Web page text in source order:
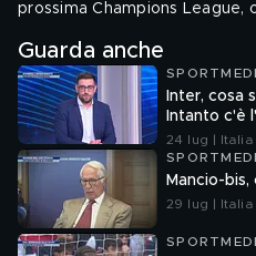
prossima Champions League,
Guarda anche
Inter, cosa
Intanto c'è
24 lug | Italia
Mancio-bis,
29 lug | Italia